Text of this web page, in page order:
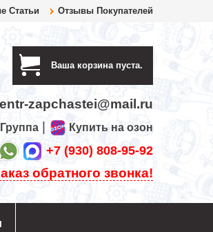
Статьи Отзывы Покупателей
Ваша корзина пуста.
zapchastei@mail.ru
Группа Купить на озон
+7 (930) 808-95-92
обратного звонка!